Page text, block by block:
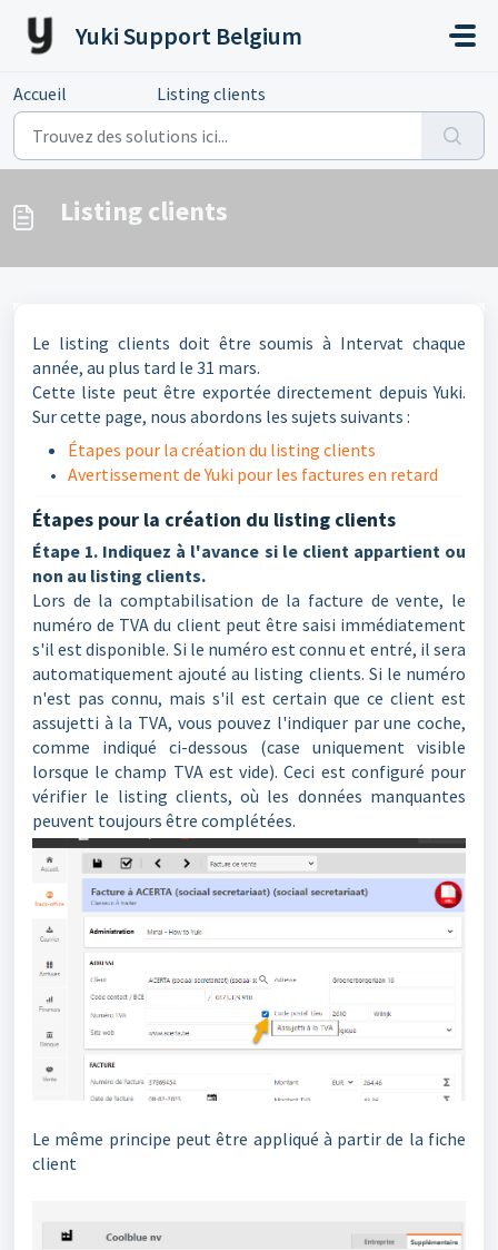
Yuki Support Belgium
Accueil Listing clients
Listing clients
Le listing clients doit être soumis à Intervat chaque
année, au plus tard le 31 mars.
Cette liste peut être exportée directement depuis Yuki.
Sur cette page, nous abordons les sujets suivants :
Étapes pour la création du listing clients
Avertissement de Yuki pour les factures en retard
Étapes pour la création du listing clients
Étape 1. Indiquez à l'avance si le client appartient ou
non au listing clients.
Lors de la comptabilisation de la facture de vente, le
numéro de TVA du client peut être saisi immédiatement
s'il est disponible. Si le numéro est connu et entré, il sera
automatiquement ajouté au listing clients. Si le numéro
n'est pas connu, mais s'il est certain que ce client est
assujetti à la TVA, vous pouvez l'indiquer par une coche,
comme indiqué ci-dessous (case uniquement visible
lorsque le champ TVA est vide). Ceci est configuré pour
vérifier le listing clients, où les données manquantes
peuvent toujours être complétées.
Le même principe peut être appliqué à partir de la fiche
client